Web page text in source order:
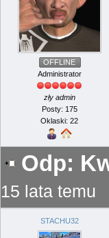
OFFLINE
Administrator
zły admin
Posty: 175
Oklaski: 22
Odp:
15 lata temu
STACHU32